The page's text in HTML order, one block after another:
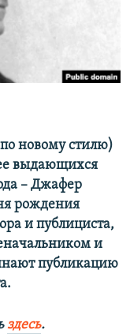
по новому стилю)
выдающихся
– Джафер
рождения
и публициста,
и
публикацию
здесь.